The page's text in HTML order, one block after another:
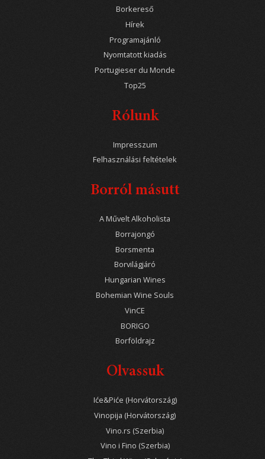
Borkereső
Hírek
Programajánló
Nyomtatott kiadás
Portugieser du Monde
Top25
Rólunk
Impresszum
Felhasználási feltételek
Borról másutt
A Művelt Alkoholista
Borrajongó
Borsmenta
Borvilágjáró
Hungarian Wines
Bohemian Wine Souls
VinCE
BORIGO
Borföldrajz
Olvassuk
Iće&Piće (Horvátország)
Vinopija (Horvátország)
Vino.rs (Szerbia)
Vino i Fino (Szerbia)